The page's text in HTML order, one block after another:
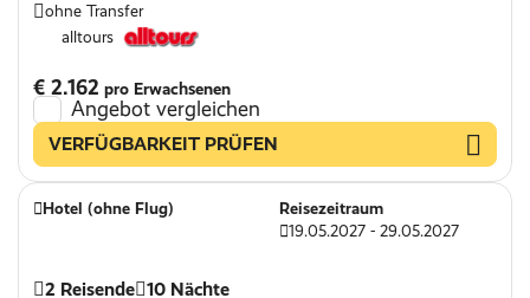
ohne Transfer
alltours
€ 2.162 pro Erwachsenen
Angebot vergleichen
VERFÜGBARKEIT PRÜFEN
Hotel (ohne Flug)
Reisezeitraum
19.05.2027 - 29.05.2027
2 Reisende 10 Nächte